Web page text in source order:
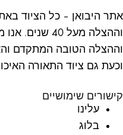
אתר היבואן – כל הציוד
וההצלה מעל 40
וההצלה הטובה המתקדם
וכעת גם ציוד התאורה
קישורים שימושיים
עלינו
בלוג